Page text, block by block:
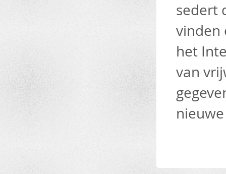
sedert
vinden
het
van